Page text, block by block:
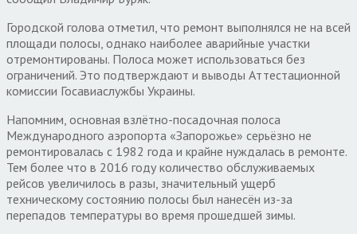
Городской голова отметил, что ремонт выполнялся не на всей
площади полосы, однако наиболее аварийные участки
отремонтированы. Полоса может использоваться без
ограничений. Это подтверждают и выводы Аттестационной
комиссии Госавиаслужбы Украины.
Напомним, основная взлётно-посадочная полоса
Международного аэропорта «Запорожье» серьёзно не
ремонтировалась с 1982 года и крайне нуждалась в ремонте.
Тем более что в 2016 году количество обслуживаемых
рейсов увеличилось в разы, значительный ущерб
техническому состоянию полосы был нанесён из-за
перепадов температуры во время прошедшей зимы.